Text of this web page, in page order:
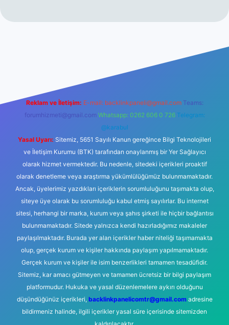
Reklam ve İletişim: E-mail: backlinkpaneli@gmail.com Teams:
forumhizmeti@gmail.com Whatsapp: 0262 606 0 726 Telegram:
@karabul
Yasal Uyarı: Sitemiz, 5651 Sayılı Kanun gereğince Bilgi Teknolojileri
ve İletişim Kurumu (BTK) tarafından onaylanmış bir Yer Sağlayıcı
olarak hizmet vermektedir. Bu nedenle, sitedeki içerikleri proaktif
olarak denetleme veya araştırma yükümlülüğümüz bulunmamaktadır.
Ancak, üyelerimiz yazdıkları içeriklerin sorumluluğunu taşımakta olup,
siteye üye olarak bu sorumluluğu kabul etmiş sayılırlar. Bu internet
sitesi, herhangi bir marka, kurum veya şahıs şirketi ile hiçbir bağlantısı
bulunmamaktadır. Sitede yalnızca kendi hazırladığımız makaleler
paylaşılmaktadır. Burada yer alan içerikler haber niteliği taşımamakta
olup, gerçek kurum ve kişiler hakkında paylaşım yapılmamaktadır.
Gerçek kurum ve kişiler ile isim benzerlikleri tamamen tesadüfidir.
Sitemiz, kar amacı gütmeyen ve tamamen ücretsiz bir bilgi paylaşım
platformudur. Hukuka ve yasal düzenlemelere aykırı olduğunu
düşündüğünüz içerikleri, backlinkpanelicomtr@gmail.comadresine
bildirmeniz halinde, ilgili içerikler yasal süre içerisinde sitemizden